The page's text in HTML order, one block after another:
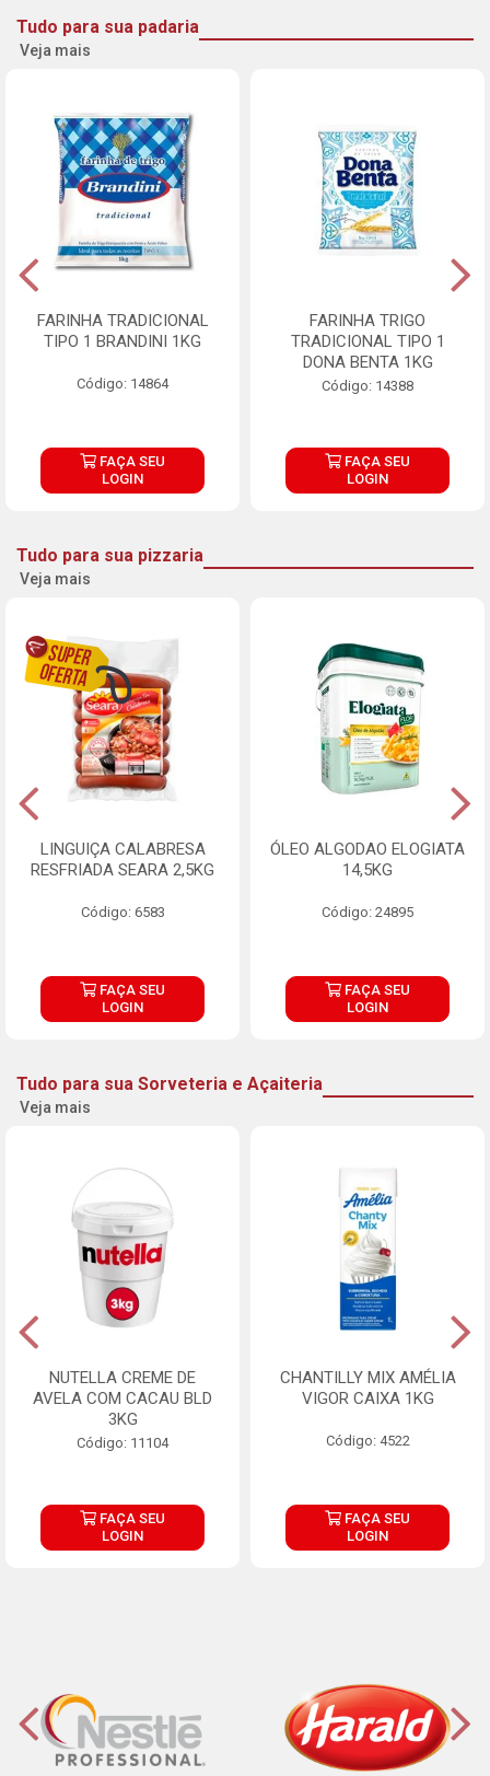
Tudo para sua padaria
Veja mais
FARINHA TRADICIONAL
TIPO 1 BRANDINI 1KG
Código: 14864
FAÇA SEU
LOGIN
FARINHA TRIGO
TRADICIONAL TIPO 1
DONA BENTA 1KG
Código: 14388
FAÇA SEU
LOGIN
Tudo para sua pizzaria
Veja mais
LINGUIÇA CALABRESA
RESFRIADA SEARA 2,5KG
Código: 6583
FAÇA SEU
LOGIN
ÓLEO ALGODAO ELOGIATA
14,5KG
Código: 24895
FAÇA SEU
LOGIN
Tudo para sua Sorveteria e Açaiteria
Veja mais
NUTELLA CREME DE
AVELA COM CACAU BLD
3KG
Código: 11104
FAÇA SEU
LOGIN
CHANTILLY MIX AMÉLIA
VIGOR CAIXA 1KG
Código: 4522
FAÇA SEU
LOGIN